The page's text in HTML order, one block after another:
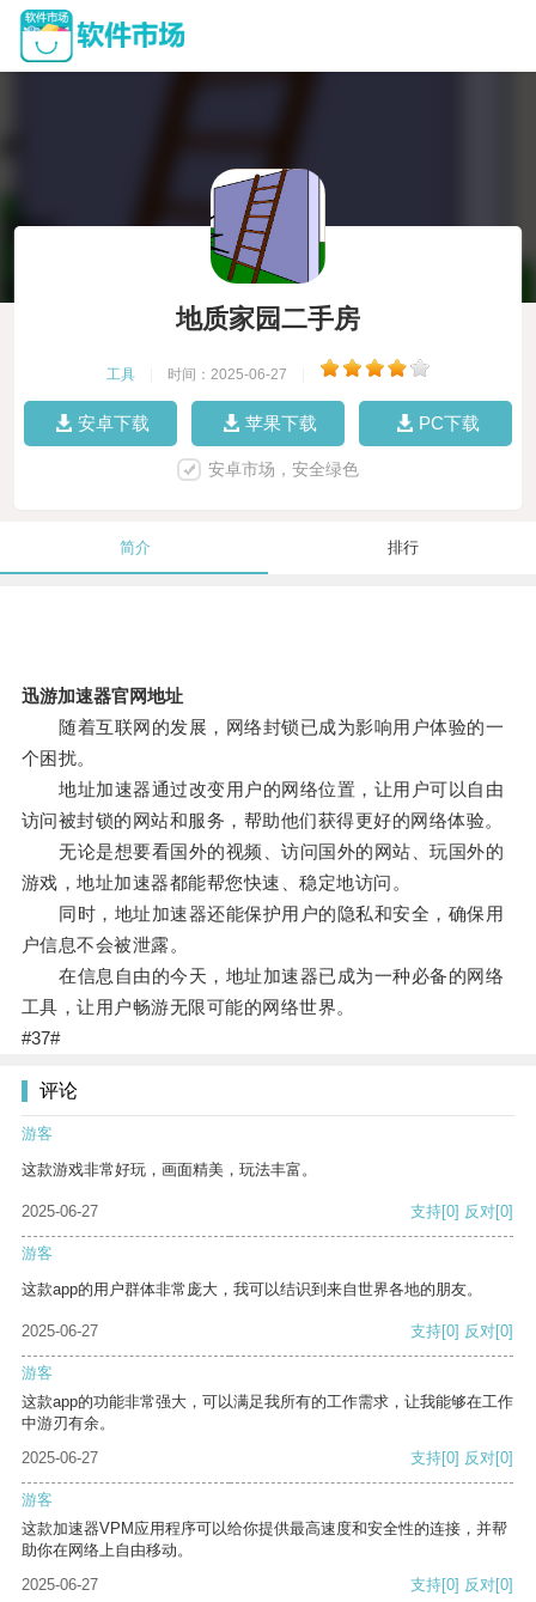
地质家园二手房
工具 时间：2025-06-27
安卓下载 苹果下载 PC下载
安卓市场，安全绿色
简介 排行
迅游加速器官网地址
随着互联网的发展，网络封锁已成为影响用户体验的一
个困扰。
地址加速器通过改变用户的网络位置，让用户可以自由
访问被封锁的网站和服务，帮助他们获得更好的网络体验。
无论是想要看国外的视频、访问国外的网站、玩国外的
游戏，地址加速器都能帮您快速、稳定地访问。
同时，地址加速器还能保护用户的隐私和安全，确保用
户信息不会被泄露。
在信息自由的今天，地址加速器已成为一种必备的网络
工具，让用户畅游无限可能的网络世界。
#37#
评论
游客
这款游戏非常好玩，画面精美，玩法丰富。
2025-06-27 支持[0] 反对[0]
游客
这款app的用户群体非常庞大，我可以结识到来自世界各地的朋友。
2025-06-27 支持[0] 反对[0]
游客
这款app的功能非常强大，可以满足我所有的工作需求，让我能够在工作
中游刃有余。
2025-06-27
支持[0] 反对[0]
游客
这款加速器VPM应用程序可以给你提供最高速度和安全性的连接，并帮
助你在网络上自由移动。
2025-06-27
支持[0] 反对[0]